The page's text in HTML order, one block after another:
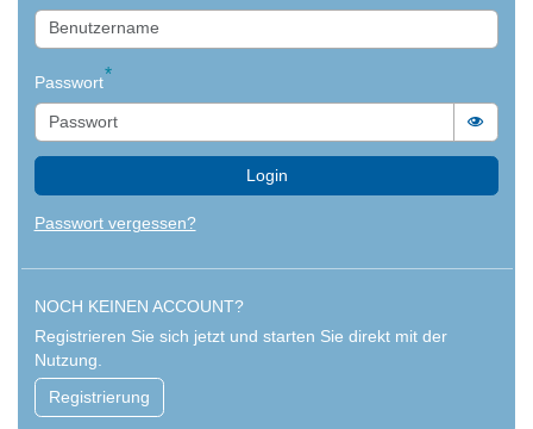
Passwort
Login
Passwort vergessen?
NOCH KEINEN ACCOUNT?
Registrieren Sie sich jetzt und starten Sie direkt mit der
Nutzung.
Registrierung